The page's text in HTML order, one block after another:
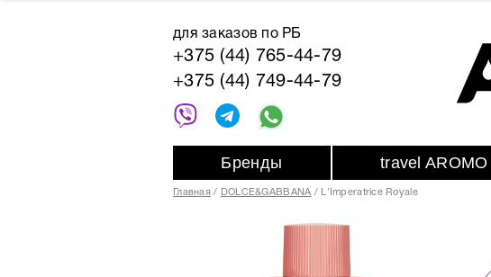
для заказов по РБ
+375 (44) 765-44-79
+375 (44) 749-44-79
Бренды travel AROMO
Главная DOLCE&GABBANA L'Imperatrice Royale